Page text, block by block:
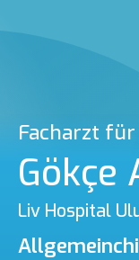
Facharzt
Gökçe
Liv Hospital